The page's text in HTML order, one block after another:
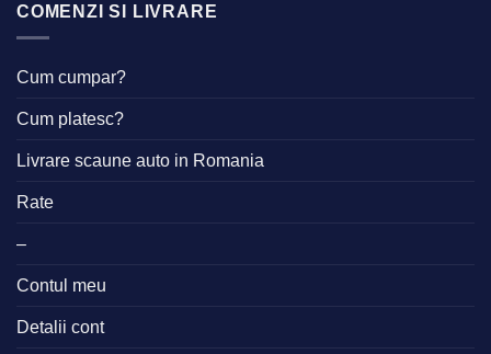
COMENZI SI LIVRARE
Cum cumpar?
Cum platesc?
Livrare scaune auto in Romania
Rate
–
Contul meu
Detalii cont